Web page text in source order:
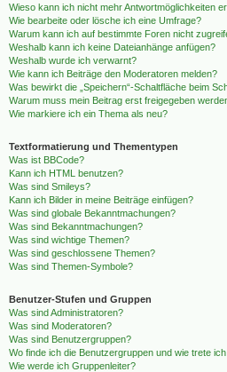
Wieso kann ich nicht mehr Antwortmöglichkeiten
Wie bearbeite oder lösche ich eine Umfrage?
Warum kann ich auf bestimmte Foren nicht
Weshalb kann ich keine Dateianhänge anfügen?
Weshalb wurde ich verwarnt?
Wie kann ich Beiträge den Moderatoren melden?
Was bewirkt die „Speichern“-Schaltfläche beim
Warum muss mein Beitrag erst freigegeben
Wie markiere ich ein Thema als neu?
Textformatierung und Thementypen
Was ist BBCode?
Kann ich HTML benutzen?
Was sind Smileys?
Kann ich Bilder in meine Beiträge einfügen?
Was sind globale Bekanntmachungen?
Was sind Bekanntmachungen?
Was sind wichtige Themen?
Was sind geschlossene Themen?
Was sind Themen-Symbole?
Benutzer-Stufen und Gruppen
Was sind Administratoren?
Was sind Moderatoren?
Was sind Benutzergruppen?
Wo finde ich die Benutzergruppen und wie trete
Wie werde ich Gruppenleiter?